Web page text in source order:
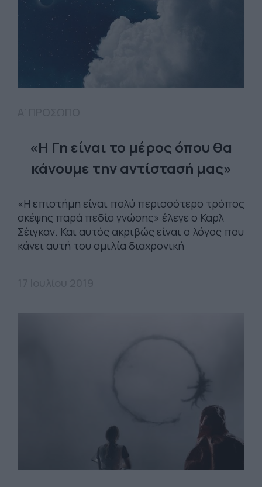
«Η Γη είναι το μέρος όπου θα
κάνουμε την αντίστασή μας»
«Η επιστήμη είναι πολύ περισσότερο τρόπος
σκέψης παρά πεδίο γνώσης» έλεγε ο Καρλ
Σέιγκαν. Και αυτός ακριβώς είναι ο λόγος που
κάνει αυτή του ομιλία διαχρονική